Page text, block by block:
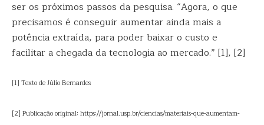
ser os próximos passos da pesquisa. “Agora, o que
precisamos é conseguir aumentar ainda mais a
potência extraída, para poder baixar o custo e
facilitar a chegada da tecnologia ao mercado.” [1], [2]
[1] Texto de Júlio Bernardes
[2] Publicação original: https://jornal.usp.br/ciencias/materiais-que-aumentam-